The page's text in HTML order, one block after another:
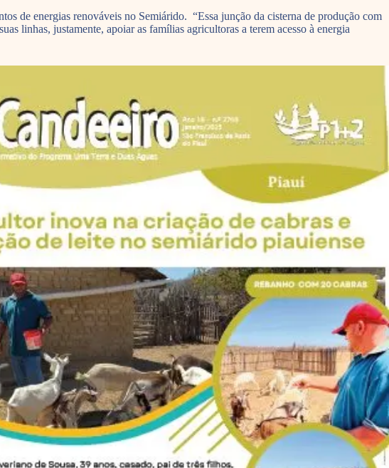
de energias renováveis no Semiárido. “Essa junção da cisterna de produção com
linhas, justamente, apoiar as famílias agricultoras a terem acesso à energia